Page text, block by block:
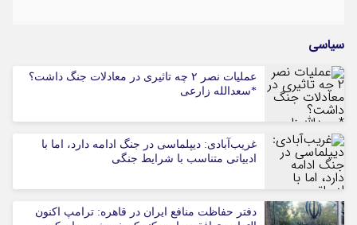
سیاسی
عملیات نصر ۲ چه تاثیری در معادلات جنگ داشت؟
*سعدالله زارعی
غریب‌آبادی: دیپلماسی در جنگ ادامه دارد، اما با
ادبیاتی متناسب با شرایط جنگی
دفتر حفاظت منافع ایران در قاهره: ترامپ اکنون